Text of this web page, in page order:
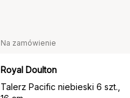
Na zamówienie
Royal Doulton
Talerz Pacific niebieski 6 szt.,